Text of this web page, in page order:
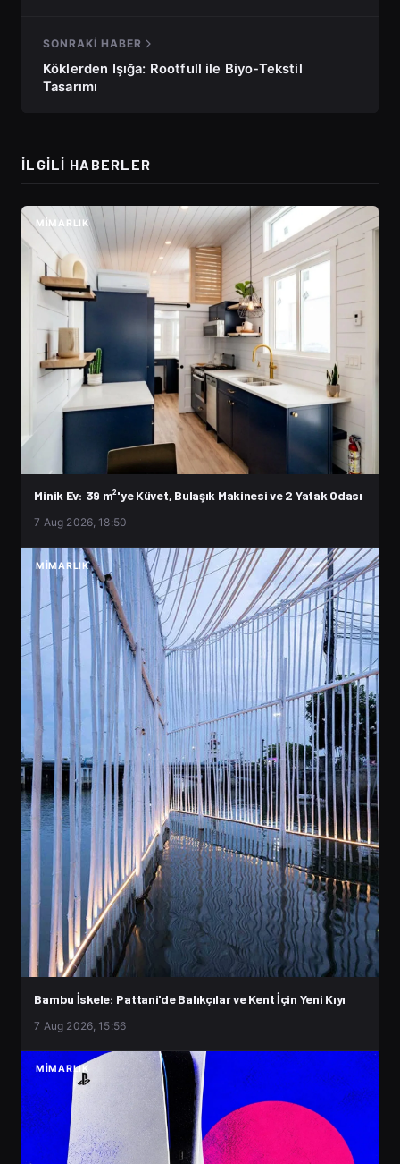
SONRAKI HABER
Köklerden Işığa: Rootfull ile Biyo-Tekstil
Tasarımı
İLGILI HABERLER
MIMARLIK
Minik Ev: 39 m²'ye Küvet, Bulaşık Makinesi ve 2 Yatak Odası
7 Aug 2026, 18:50
MIMARLIK
Bambu İskele: Pattani'de Balıkçılar ve Kent İçin Yeni Kıyı
7 Aug 2026, 15:56
MIMARLIK